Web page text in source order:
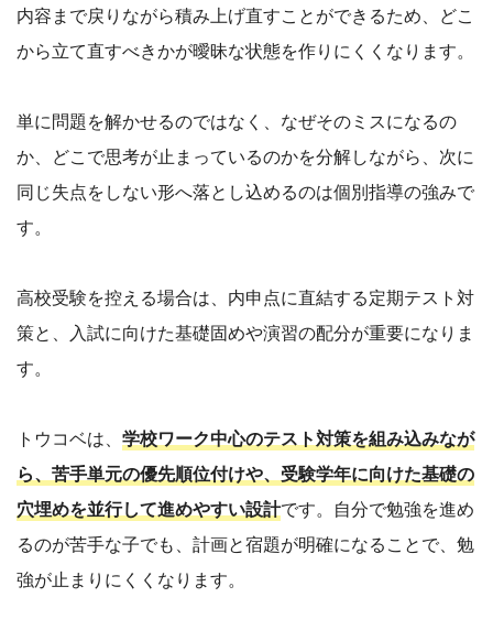
内容まで戻りながら積み上げ直すことができるため、どこ
から立て直すべきかが曖昧な状態を作りにくくなります。
単に問題を解かせるのではなく、なぜそのミスになるの
か、どこで思考が止まっているのかを分解しながら、次に
同じ失点をしない形へ落とし込めるのは個別指導の強みで
す。
高校受験を控える場合は、内申点に直結する定期テスト対
策と、入試に向けた基礎固めや演習の配分が重要になりま
す。
トウコベは、 学校ワーク中心のテスト対策を組み込みなが
ら、苦手単元の優先順位付けや、受験学年に向けた基礎の
穴埋めを並行して進めやすい設計です。自分で勉強を進め
るのが苦手な子でも、計画と宿題が明確になることで、勉
強が止まりにくくなります。